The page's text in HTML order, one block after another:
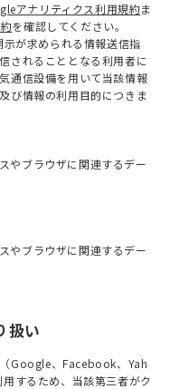
アナリティクス利用規約ま
を確認してください。
が求められる情報送信指
されることとなる利用者に
通信設備を用いて当該情報
び情報の利用目的につきま
やブラウザに関連するデー
やブラウザに関連するデー
扱い
Google、Facebook、Yah
するため、当該第三者がク